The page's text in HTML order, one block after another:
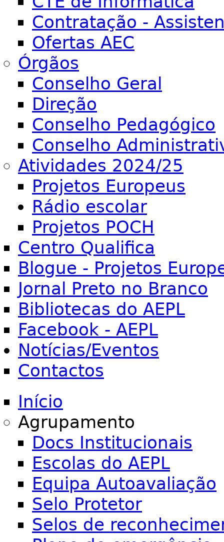
Contratação -
Ofertas AEC
Órgãos
Conselho Geral
Direção
Conselho Pedagógico
Conselho
Atividades 2024/25
Projetos Europeus
Rádio escolar
Projetos POCH
Centro Qualifica
Blogue - Projetos
Jornal Preto no Branco
Bibliotecas do AEPL
Facebook - AEPL
Notícias/Eventos
Contactos
Início
Agrupamento
Docs Institucionais
Escolas do AEPL
Equipa Autoavaliação
Selo Protetor
Selos de